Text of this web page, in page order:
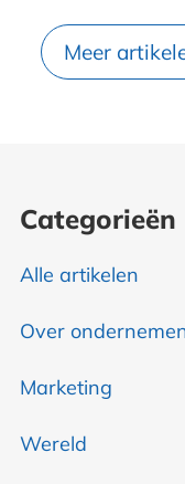
Meer
Categorieën
Alle artikelen
Over
Marketing
Wereld